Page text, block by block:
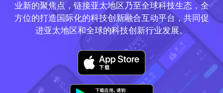
业新的聚焦点，链接亚太地区乃至全球科技生态，全
方位的打造国际化的科技创新融合互动平台，共同促
进亚太地区和全球的科技创新行业发展。